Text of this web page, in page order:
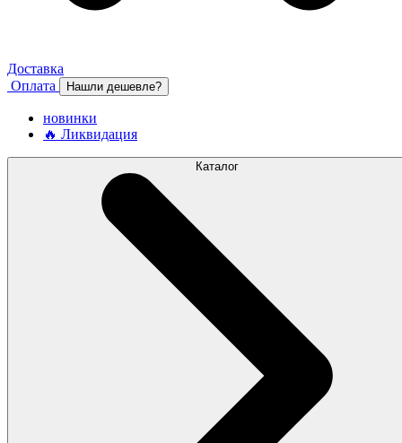
Доставка
Оплата
Нашли дешевле?
новинки
🔥 Ликвидация
Каталог